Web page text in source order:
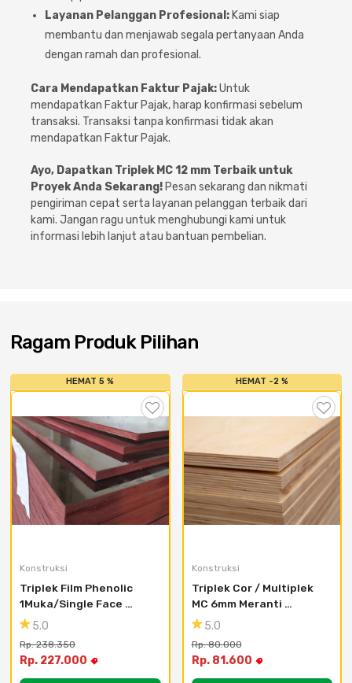
Layanan Pelanggan Profesional: Kami siap
membantu dan menjawab segala pertanyaan Anda
dengan ramah dan profesional.
Cara Mendapatkan Faktur Pajak:Untuk
mendapatkan Faktur Pajak, harap konfirmasi sebelum
transaksi. Transaksi tanpa konfirmasi tidak akan
mendapatkan Faktur Pajak.
Ayo, Dapatkan Triplek MC 12 mm Terbaik untuk
Proyek Anda Sekarang! Pesan sekarang dan nikmati
pengiriman cepat serta layanan pelanggan terbaik dari
kami. Jangan ragu untuk menghubungi kami untuk
informasi lebih lanjut atau bantuan pembelian.
Ragam Produk Pilihan
HEMAT 5 %
Konstruksi
Triplek Film Phenolic
1Muka/Single Face
12mm Ukuran 4x8F
5.0
Rp. 238.350
Rp. 227.000
HEMAT -2 %
Konstruksi
Triplek Cor / Multiplek
MC 6mm Meranti
Campur Ukuran 4x8F
5.0
Rp. 80.000
Rp. 81.600